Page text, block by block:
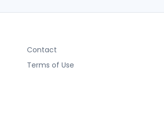
Contact
Terms of Use